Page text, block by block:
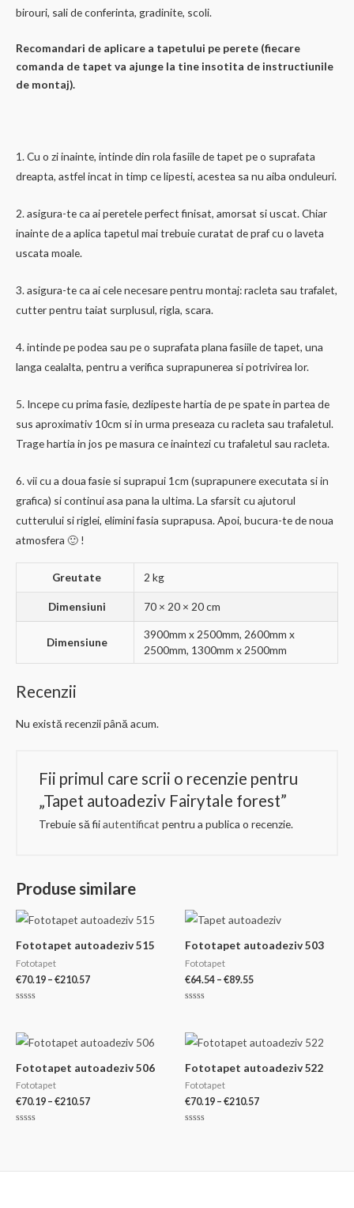
birouri, sali de conferinta, gradinite, scoli.
Recomandari de aplicare a tapetului pe perete (fiecare
comanda de tapet va ajunge la tine insotita de instructiunile
de montaj).
1. Cu o zi inainte, intinde din rola fasiile de tapet pe o suprafata
dreapta, astfel incat in timp ce lipesti, acestea sa nu aiba onduleuri.
2. asigura-te ca ai peretele perfect finisat, amorsat si uscat. Chiar
inainte de a aplica tapetul mai trebuie curatat de praf cu o laveta
uscata moale.
3. asigura-te ca ai cele necesare pentru montaj: racleta sau trafalet,
cutter pentru taiat surplusul, rigla, scara.
4. intinde pe podea sau pe o suprafata plana fasiile de tapet, una
langa cealalta, pentru a verifica suprapunerea si potrivirea lor.
5. Incepe cu prima fasie, dezlipeste hartia de pe spate in partea de
sus aproximativ 10cm si in urma preseaza cu racleta sau trafaletul.
Trage hartia in jos pe masura ce inaintezi cu trafaletul sau racleta.
6. vii cu a doua fasie si suprapui 1cm (suprapunere executata si in
grafica) si continui asa pana la ultima. La sfarsit cu ajutorul
cutterului si riglei, elimini fasia suprapusa. Apoi, bucura-te de noua
atmosfera 🙂 !
Greutate 2 kg
Dimensiuni 70 × 20 × 20 cm
Dimensiune
3900mm x 2500mm, 2600mm x
2500mm, 1300mm x 2500mm
Recenzii
Nu există recenzii până acum.
Fii primul care scrii o recenzie pentru
„Tapet autoadeziv Fairytale forest”
Trebuie să fiiautentificat pentru a publica o recenzie.
Produse similare
Fototapet autoadeziv 515
Fototapet
€70.19 – €210.57Interval
la
din
5
Fototapet autoadeziv 503
Fototapet
€64.54 – €89.55Interval
la
din
5
Fototapet autoadeziv 506
Fototapet
€70.19 – €210.57Interval
Fototapet autoadeziv 522
Fototapet
€70.19 – €210.57Interval